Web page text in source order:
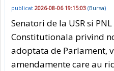
publicat 2026-08-06 19:15:03 (Bursa)
Senatori de la USR si
Constitutionala privind
adoptata de Parlament,
amendamente care au